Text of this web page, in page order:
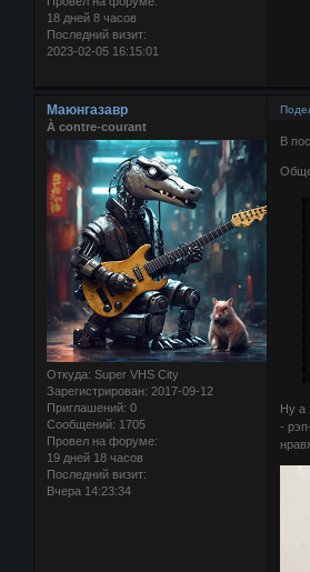
18 дней 8 часов
Последний визит:
2023-02-05 16:15:01
Маюнгазавр
À contre-courant
Откуда: Super VHS City
Зарегистрирован: 2017-09-12
Приглашений: 0
Сообщений: 1705
Провел на форуме:
19 дней 18 часов
Последний визит:
Вчера 14:23:34
В
Ну а
-